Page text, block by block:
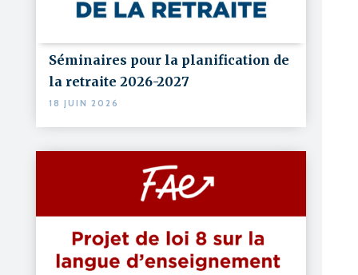
Séminaires pour la planification de
la retraite 2026-2027
18 JUIN 2026